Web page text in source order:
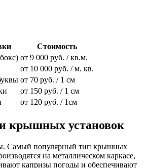
Стоимость
от 9 000 руб. / кв.м.
от 10 000 руб. / м. кв.
от 70 руб. / 1 см
от 150 руб. / 1 см
от 120 руб. / 1см
крышных установок
Самый популярный тип крышных
на металлическом каркасе,
капризы погоды и обеспечивают